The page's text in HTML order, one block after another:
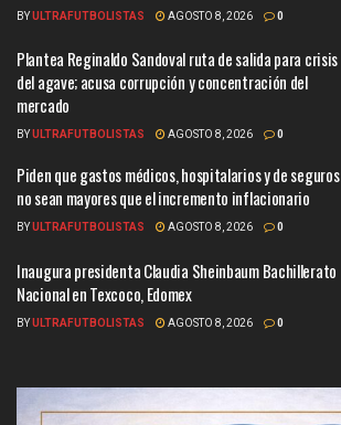
BYULTRAFUTBOLISTAS AGOSTO 8, 2026 0
Plantea Reginaldo Sandoval ruta de salida para crisis
del agave; acusa corrupción y concentración del
mercado
BYULTRAFUTBOLISTAS AGOSTO 8, 2026 0
Piden que gastos médicos, hospitalarios y de seguros
no sean mayores que el incremento inflacionario
BYULTRAFUTBOLISTAS AGOSTO 8, 2026 0
Inaugura presidenta Claudia Sheinbaum Bachillerato
Nacional en Texcoco, Edomex
BYULTRAFUTBOLISTAS AGOSTO 8, 2026 0